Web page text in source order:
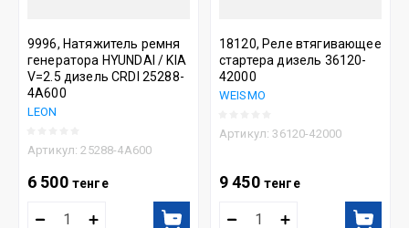
9996, Натяжитель ремня
генератора HYUNDAI / KIA
V=2.5 дизель CRDI 25288-
4A600
LEON
Артикул: 25288-4A600
6 500 тенге
18120, Реле втягивающее
стартера дизель 36120-
42000
WEISMO
Артикул: 36120-42000
9 450 тенге